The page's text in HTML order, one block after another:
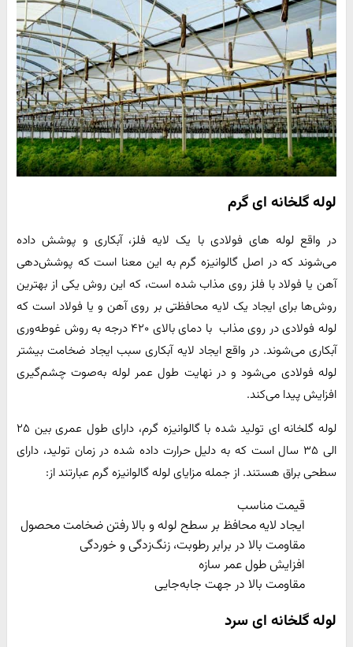
لوله گلخانه ای گرم
در واقع لوله های فولادی با یک لایه فلز، آبکاری و پوشش داده
می‌شوند که در اصل گالوانیزه گرم به این معنا است که پوشش‌دهی
آهن یا فولاد با فلز روی مذاب شده است، که این روش یکی از بهترین
روش‌ها برای ایجاد یک لایه محافظتی بر روی آهن و یا فولاد است که
لوله فولادی در روی مذاب با دمای بالای ۴۲۰ درجه به روش غوطه‌وری
آبکاری می‌شوند. در واقع ایجاد لایه آبکاری سبب ایجاد ضخامت بیشتر
لوله فولادی می‌شود و در نهایت طول عمر لوله به‌صوت چشم‌گیری
افزایش پیدا می‌کند.
لوله گلخانه ای تولید شده با گالوانیزه گرم، دارای طول عمری بین ۲۵
الی ۳۵ سال است که به دلیل حرارت داده شده در زمان تولید، دارای
سطحی براق هستند. از جمله مزایای لوله گالوانیزه گرم عبارتند از:
قیمت مناسب
ایجاد لایه محافظ بر سطح لوله و بالا رفتن ضخامت محصول
مقاومت بالا در برابر رطوبت، زنگ‌زدگی و خوردگی
افزایش طول عمر سازه
مقاومت بالا در جهت جا‌به‌جایی
لوله گلخانه ای سرد